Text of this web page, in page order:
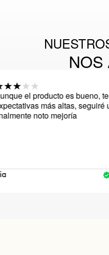
NOS
producto es bueno, tenía
más altas, seguiré
noto mejoría